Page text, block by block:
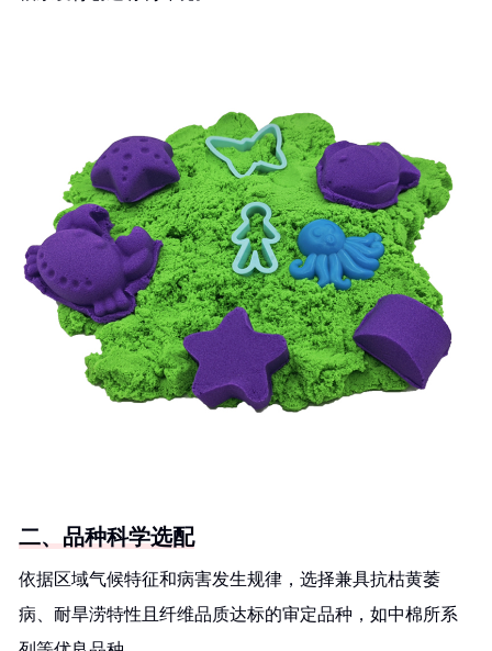
二、品种科学选配
依据区域气候特征和病害发生规律，选择兼具抗枯黄萎
病、耐旱涝特性且纤维品质达标的审定品种，如中棉所系